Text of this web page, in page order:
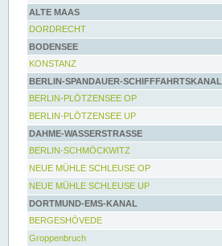
ALTE MAAS
DORDRECHT
BODENSEE
KONSTANZ
BERLIN-SPANDAUER-SCHIFFFAHRTSKANAL
BERLIN-PLÖTZENSEE OP
BERLIN-PLÖTZENSEE UP
DAHME-WASSERSTRASSE
BERLIN-SCHMÖCKWITZ
NEUE MÜHLE SCHLEUSE OP
NEUE MÜHLE SCHLEUSE UP
DORTMUND-EMS-KANAL
BERGESHÖVEDE
Groppenbruch